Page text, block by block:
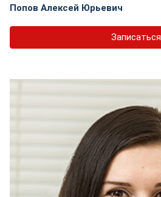
Попов Алексей Юрьевич
Записаться